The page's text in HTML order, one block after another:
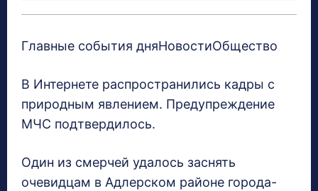
Главные события дняНовостиОбщество
В Интернете распространились кадры с
природным явлением. Предупреждение
МЧС подтвердилось.
Один из смерчей удалось заснять
очевидцам в Адлерском районе города-